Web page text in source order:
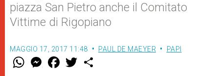
piazza San Pietro anche il Comitato
Vittime di Rigopiano
MAGGIO 17, 2017 11:48 PAUL DE MAEYER PAPI
W M
e
F
a w